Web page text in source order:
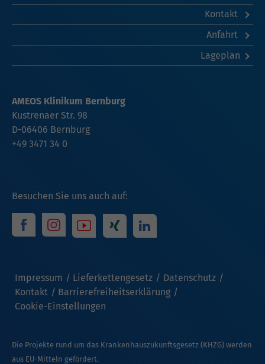
Kontakt
Anfahrt
Lageplan
Besuchen Sie uns auch auf:
Impressum Lieferkettengesetz
Datenschutz
Kontakt
Barrierefreiheitserklärung
Cookie-Einstellungen
AMEOS Klinikum Bernburg
Kustrenaer Str. 98
D-06406 Bernburg
+49 3471 34 0
Die Projekte rund um das Krankenhauszukunftsgesetz (KHZG) werden
aus EU-Mitteln gefördert.